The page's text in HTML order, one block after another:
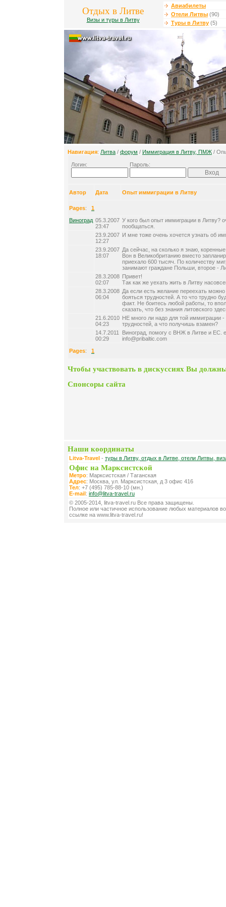
Отдых в Литве
Визы и туры в Литву
Авиабилеты
Отели Литвы (90)
Туры в Литву (5)
Навигация: Литва / форум / Иммиграция в Литву, ПМЖ /
Логин: Пароль:
Автор Дата Опыт иммиграции в Литву
Pages: 1
Виноград 05.3.2007
23:47
У кого был опыт иммиграции в Литву?
пообщаться.
23.9.2007
12:27
И мне тоже очень хочется узнать об
23.9.2007
18:07
Да сейчас, на сколько я знаю,
Вон в Великобританию вместо
приехало 600 тысяч. По количеству
занимают граждане Польши, второе -
28.3.2008
02:07
Привет!
Так как же уехать жить в Литву
28.3.2008
06:04
Да если есть желание переехать можно
бояться трудностей. А то что трудно
факт. Не боитесь любой работы, то
сказать, что без знания литовского
21.6.2010
04:23
НЕ много ли надо для той иммиграции -
трудностей, а что получишь взамен?
14.7.2011
00:29
Виноград, помогу с ВНЖ в Литве и ЕС.
info@pribaltic.com
Pages: 1
Чтобы участвовать в дискуссиях Вы
Спонсоры сайта
Наши координаты
Litva-Travel - туры в Литву, отдых в Литве, отели Литвы,
Офис на Марксистской
Метро: Марксистская / Таганская
Адрес: Москва, ул. Марксистская, д 3 офис 416
Тел: +7 (495) 785-88-10 (мн.)
E-mail: info@litva-travel.ru
© 2005-2014, litva-travel.ru Все права защищены.
Полное или частичное использование любых материалов
ссылке на www.litva-travel.ru!